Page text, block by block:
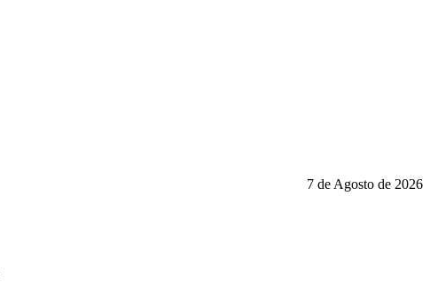
7 de Agosto de 2026